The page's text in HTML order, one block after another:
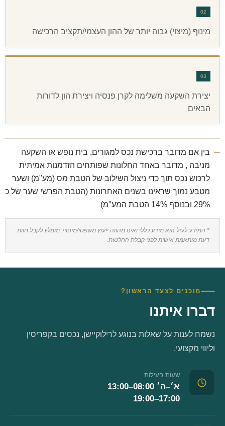
02
מינוף (מיצוי) גבוה יותר של ההון העצמי/תקציב הרכישה
03
יצירת השקעה משלימה לקרן פנסיה ויצירת הון לדורות
הבאים
בין אם מדובר ברכישת נכס למגורים, בית נופש או השקעה
מניבה , מדובר באחד החלונות שפותחים הזדמנות אמיתית
לרכוש נכס תוך כדי ניצול השילוב של הטבת מס (מע"מ) ושער
מטבע נמוך שראינו בשנים האחרונות (הטבת הפרשי שער של כ
29% ובנוסף 14% הטבת המע"מ)
* המידע לעיל הוא מידע כללי ואינו מהווה ייעוץ משפטי/מיסויי. מומלץ לקבל חוות
דעת מותאמת אישית לפני קבלת החלטות.
מוכנים לצעד הראשון?
דברו איתנו
נשמח לענות על שאלות בנוגע לרילוקיישן, נכסים בקפריסין
וליווי מקצועי.
שעות פעילות
א׳–ה׳ 08:00–13:00
17:00–19:00